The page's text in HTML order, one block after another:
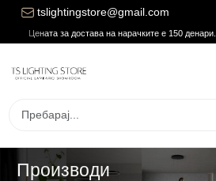
tslightingstore@gmail.com
Цената за достава на нарачките е 150 денари.
Производи